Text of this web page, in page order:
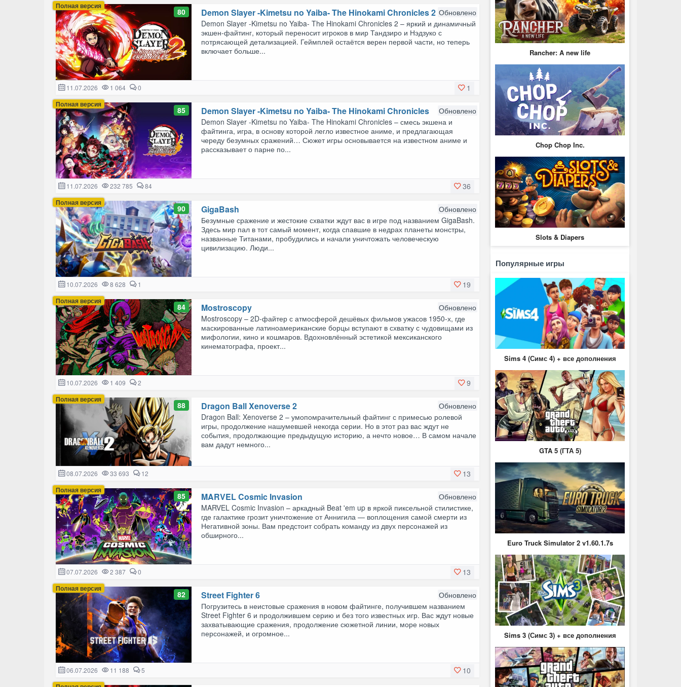
Полная версия
80 Demon Slayer -Kimetsu no Yaiba- The Hinokami Chronicles 2 Обновлено
Demon Slayer -Kimetsu no Yaiba- The Hinokami Chronicles 2 – яркий и динамичный
экшен-файтинг, который переносит игроков в мир Тандзиро и Нэдзуко с
потрясающей детализацией. Геймплей остаётся верен первой части, но теперь
включает больше...
1
11.07.2026 1 064 0
Полная версия
85 Demon Slayer -Kimetsu no Yaiba- The Hinokami Chronicles
Обновлено
Demon Slayer -Kimetsu no Yaiba- The Hinokami Chronicles – смесь экшена и
файтинга, игра, в основу которой легло известное аниме, и предлагающая
череду безумных сражений… Сюжет игры основывается на известном аниме и
рассказывает о парне по...
36
11.07.2026 232 785 84
Полная версия
90 GigaBash
Обновлено
Безумные сражение и жестокие схватки ждут вас в игре под названием GigaBash.
Здесь мир пал в тот самый момент, когда спавшие в недрах планеты монстры,
названные Титанами, пробудились и начали уничтожать человеческую
цивилизацию. Люди...
19
10.07.2026 8 628 1
Полная версия
84 Mostroscopy
Обновлено
Mostroscopy – 2D-файтер с атмосферой дешёвых фильмов ужасов 1950-х, где
маскированные латиноамериканские борцы вступают в схватку с чудовищами из
мифологии, кино и кошмаров. Вдохновлённый эстетикой мексиканского
кинематографа, проект...
9
10.07.2026 1 409 2
Полная версия
88 Dragon Ball Xenoverse 2
Обновлено
Dragon Ball: Xenoverse 2 – умопомрачительный файтинг с примесью ролевой
игры, продолжение нашумевшей некогда серии. Но в этот раз вас ждут не
события, продолжающие предыдущую историю, а нечто новое… В самом начале
вам дадут немного...
13
08.07.2026 33 693 12
Полная версия
85 MARVEL Cosmic Invasion
Обновлено
MARVEL Cosmic Invasion – аркадный Beat 'em up в яркой пиксельной стилистике,
где галактике грозит уничтожение от Аннигила — воплощения самой смерти из
Негативной зоны. Вам предстоит собрать команду из двух персонажей из
обширного...
13
07.07.2026 2 387 0
Полная версия
82 Street Fighter 6
Обновлено
Погрузитесь в неистовые сражения в новом файтинге, получившем названием
Street Fighter 6 и продолжившем серию и без того известных игр. Вас ждут новые
захватывающие сражения, продолжение сюжетной линии, море новых
персонажей, и огромное...
10
06.07.2026 11 188 5
Rancher: A new life
Chop Chop Inc.
Slots & Diapers
Популярные игры
Sims 4 (Симс 4) + все дополнения
GTA 5 (ГТА 5)
Euro Truck Simulator 2 v1.60.1.7s
Sims 3 (Симс 3) + все дополнения